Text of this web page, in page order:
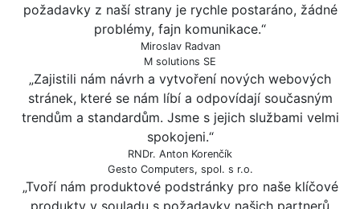
požadavky z naší strany je rychle postaráno, žádné
problémy, fajn komunikace.“
Miroslav Radvan
M solutions SE
„Zajistili nám návrh a vytvoření nových webových
stránek, které se nám líbí a odpovídají současným
trendům a standardům. Jsme s jejich službami velmi
spokojeni.“
RNDr. Anton Korenčík
Gesto Computers, spol. s r.o.
„Tvoří nám produktové podstránky pro naše klíčové